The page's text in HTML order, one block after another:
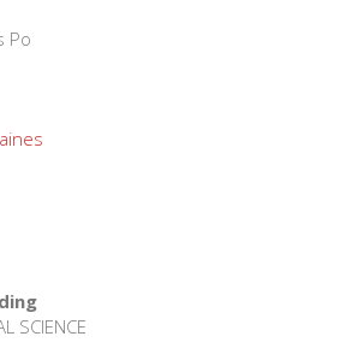
Po
SCIENCE